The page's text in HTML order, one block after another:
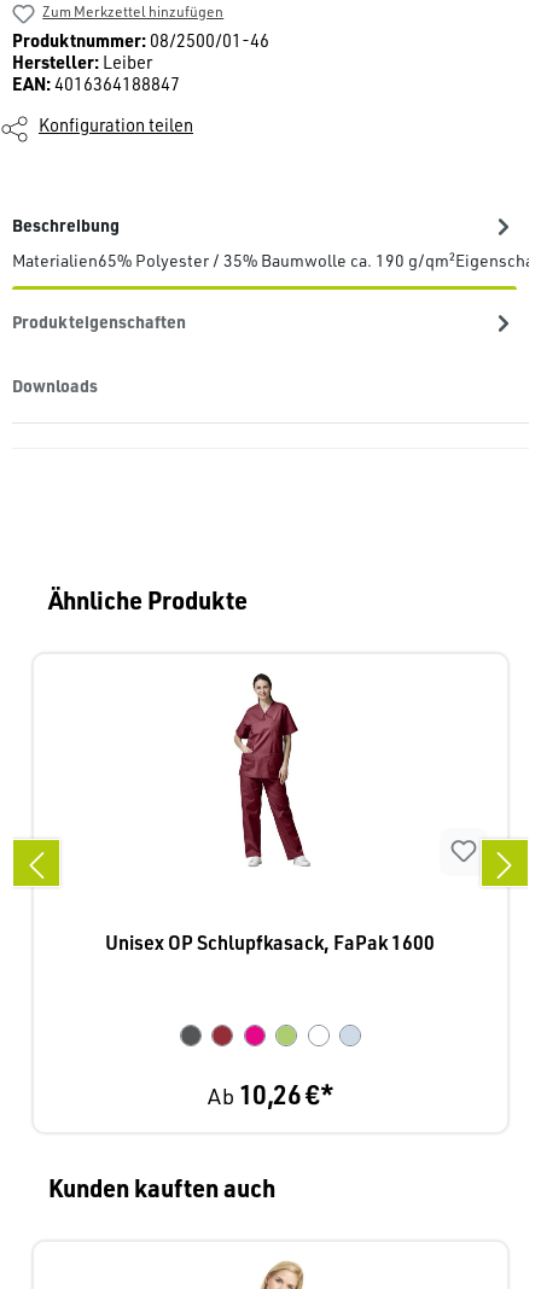
Zum Merkzettel hinzufügen
Produktnummer: 08/2500/01-46
Hersteller: Leiber
EAN:4016364188847
Konfiguration teilen
Beschreibung
Materialien65% Polyester / 35% Baumwolle ca. 190 g/
Produkteigenschaften
Downloads
Produktgalerie überspringen
Ähnliche Produkte
Unisex OP Schlupfkasack, FaPak 1600
Ab 10,26 €*
Produktgalerie überspringen
Kunden kauften auch